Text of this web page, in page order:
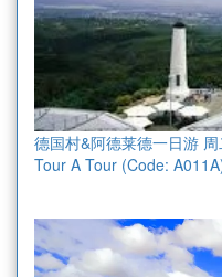
德国村&阿德莱德一日游
Tour A Tour (Code: